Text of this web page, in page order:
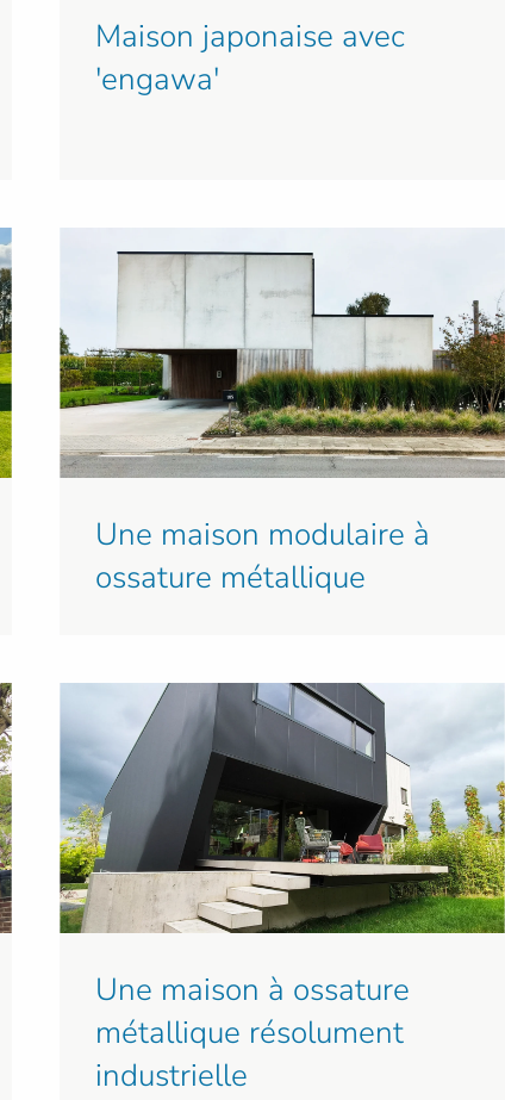
Maison japonaise avec
'engawa'
Une maison modulaire à
ossature métallique
Une maison à ossature
métallique résolument
industrielle